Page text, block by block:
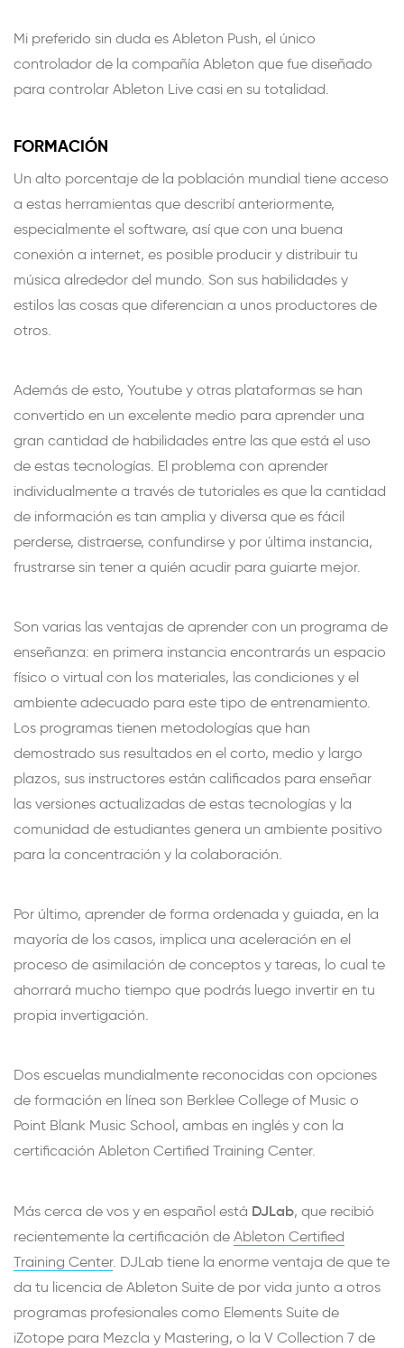
Mi preferido sin duda es Ableton Push, el único
controlador de la compañía Ableton que fue diseñado
para controlar Ableton Live casi en su totalidad.
FORMACIÓN
Un alto porcentaje de la población mundial tiene acceso
a estas herramientas que describí anteriormente,
especialmente el software, así que con una buena
conexión a internet, es posible producir y distribuir tu
música alrededor del mundo. Son sus habilidades y
estilos las cosas que diferencian a unos productores de
otros.
Además de esto, Youtube y otras plataformas se han
convertido en un excelente medio para aprender una
gran cantidad de habilidades entre las que está el uso
de estas tecnologías. El problema con aprender
individualmente a través de tutoriales es que la cantidad
de información es tan amplia y diversa que es fácil
perderse, distraerse, confundirse y por última instancia,
frustrarse sin tener a quién acudir para guiarte mejor.
Son varias las ventajas de aprender con un programa de
enseñanza: en primera instancia encontrarás un espacio
físico o virtual con los materiales, las condiciones y el
ambiente adecuado para este tipo de entrenamiento.
Los programas tienen metodologías que han
demostrado sus resultados en el corto, medio y largo
plazos, sus instructores están calificados para enseñar
las versiones actualizadas de estas tecnologías y la
comunidad de estudiantes genera un ambiente positivo
para la concentración y la colaboración.
Por último, aprender de forma ordenada y guiada, en la
mayoría de los casos, implica una aceleración en el
proceso de asimilación de conceptos y tareas, lo cual te
ahorrará mucho tiempo que podrás luego invertir en tu
propia invertigación.
Dos escuelas mundialmente reconocidas con opciones
de formación en línea son Berklee College of Music o
Point Blank Music School, ambas en inglés y con la
certificación Ableton Certified Training Center.
Más cerca de vos y en español está DJLab, que recibió
recientemente la certificación de Ableton Certified
Training Center. DJLab tiene la enorme ventaja de que te
da tu licencia de Ableton Suite de por vida junto a otros
programas profesionales como Elements Suite de
iZotope para Mezcla y Mastering, o la V Collection 7 de